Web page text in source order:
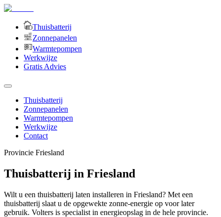
Thuisbatterij
Zonnepanelen
Warmtepompen
Werkwijze
Gratis Advies
Thuisbatterij
Zonnepanelen
Warmtepompen
Werkwijze
Contact
Provincie Friesland
Thuisbatterij in Friesland
Wilt u een thuisbatterij laten installeren in Friesland? Met een
thuisbatterij slaat u de opgewekte zonne-energie op voor later
gebruik. Volters is specialist in energieopslag in de hele provincie.